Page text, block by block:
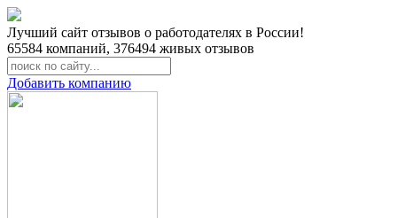
Лучший сайт отзывов о работодателях в России!
65584 компаний, 376494 живых отзывов
Добавить компанию